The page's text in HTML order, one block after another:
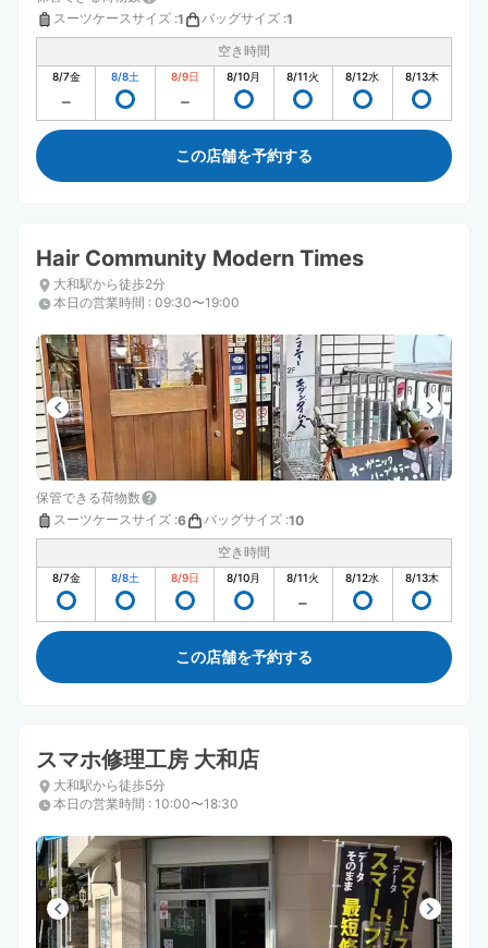
スーツケースサイズ :1 バッグサイズ :1
空き時間
8/7金 8/8土 8/9日 8/10月 8/11火 8/12水 8/13木
この店舗を予約する
Hair Community Modern Times
大和駅から徒歩2分
本日の営業時間 : 09:30〜19:00
保管できる荷物数
スーツケースサイズ :6 バッグサイズ :10
空き時間
8/7金 8/8土 8/9日 8/10月 8/11火 8/12水 8/13木
この店舗を予約する
スマホ修理工房 大和店
大和駅から徒歩5分
本日の営業時間 : 10:00〜18:30